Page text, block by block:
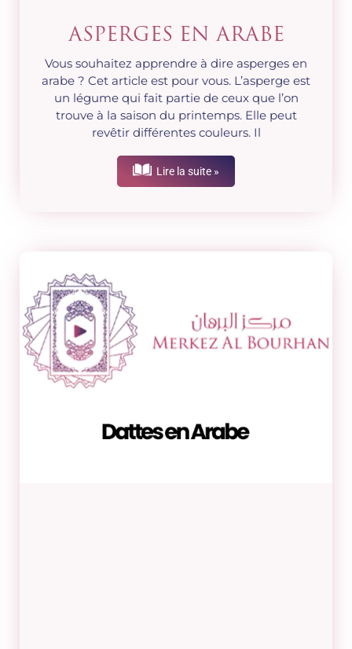
ASPERGES EN ARABE
Vous souhaitez apprendre à dire asperges en
arabe ? Cet article est pour vous. L’asperge est
un légume qui fait partie de ceux que l’on
trouve à la saison du printemps. Elle peut
revêtir différentes couleurs. Il
Lire la suite »